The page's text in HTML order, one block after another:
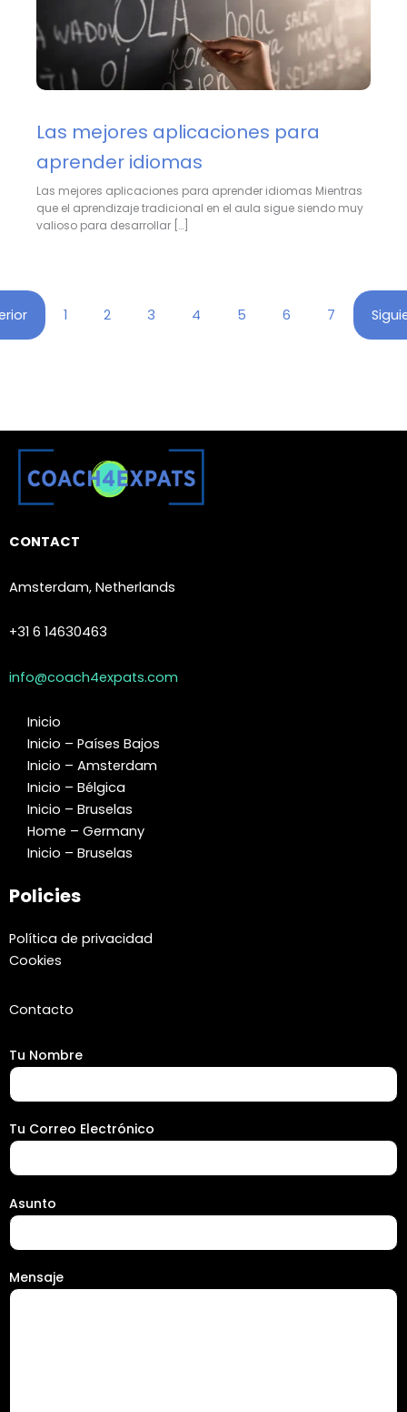
Las mejores aplicaciones para
aprender idiomas
Las mejores aplicaciones para aprender idiomas Mientras
que el aprendizaje tradicional en el aula sigue siendo muy
valioso para desarrollar […]
1 2 3 4 5 6 7
CONTACT
Amsterdam, Netherlands
+31 6 14630463
info@coach4expats.com
Inicio
Inicio – Países Bajos
Inicio – Amsterdam
Inicio – Bélgica
Inicio – Bruselas
Home – Germany
Inicio – Bruselas
Policies
Política de privacidad
Cookies
Contacto
Tu Nombre
Tu Correo Electrónico
Asunto
Mensaje